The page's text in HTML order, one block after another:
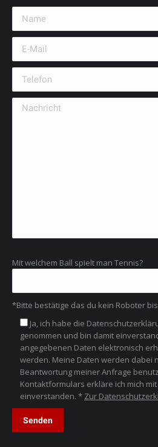
Mit welchem Ball spielt man Tennis?
*Bitte bestätige das du kein Roboter
Ja, ich habe die
genommen und bin damit
angegebenen Daten elektronisch
werden. Meine Daten werden dabei
Beantwortung meiner Anfrage
Kontaktformulars erkläre ich mich
einverstanden. * Zur